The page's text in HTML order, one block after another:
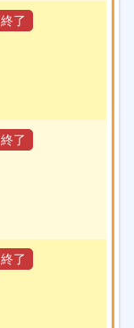
終了
終了
終了